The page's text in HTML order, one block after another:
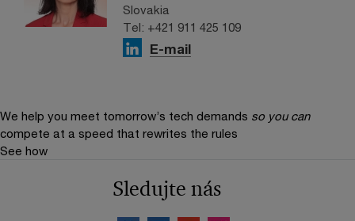
Slovakia
Tel: +421 911 425 109
E-mail
We help you meet tomorrow’s tech demands so you can
compete at a speed that rewrites the rules
See how
Sledujte nás